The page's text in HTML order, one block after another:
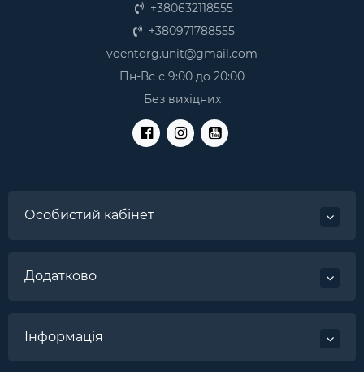
+380632118555
+380971788555
voentorg.unit@gmail.com
Пн-Вс с 9:00 до 20:00
Без вихідних
Особистий кабінет
Додатково
Інформація